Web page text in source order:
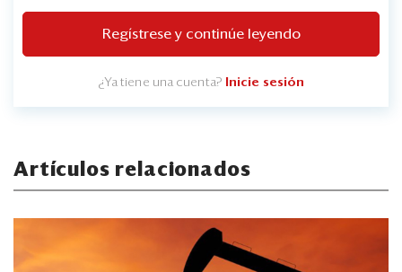
Regístrese y continúe leyendo
¿Ya tiene una cuenta? Inicie sesión
Artículos relacionados